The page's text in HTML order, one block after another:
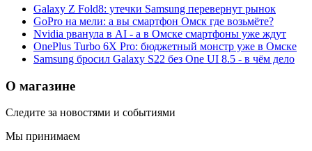
Galaxy Z Fold8: утечки Samsung перевернут рынок
GoPro на мели: а вы смартфон Омск где возьмёте?
Nvidia рванула в AI - а в Омске смартфоны уже ждут
OnePlus Turbo 6X Pro: бюджетный монстр уже в Омске
Samsung бросил Galaxy S22 без One UI 8.5 - в чём дело
О магазине
Следите за новостями и событиями
Мы принимаем